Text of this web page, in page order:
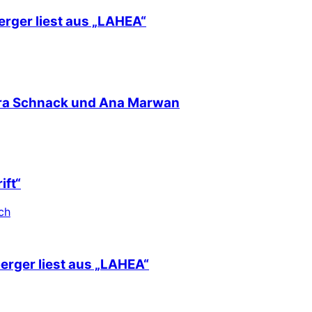
liest aus „LAHEA“
Schnack und Ana Marwan
liest aus „LAHEA“